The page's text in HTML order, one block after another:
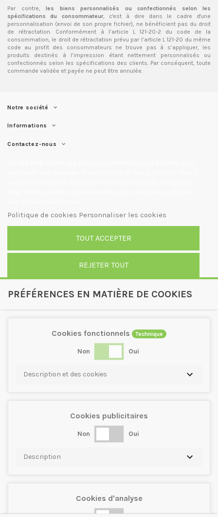
Par contre, les biens personnalisés ou confectionnés selon les
spécifications du consommateur, c'est à dire dans le cadre d'une
personnalisation (envoi de son propre fichier), ne bénéficient pas du droit
de rétractation. Conformément à l’article L 121-20-2 du code de la
consommation, le droit de rétractation prévu par l’article L 121-20 du même
code au profit des consommateurs ne trouve pas à s’appliquer, les
produits destinés à l’impression étant nettement personnalisés ou
confectionnés selon les spécifications des clients. Par conséquent, toute
commande validée et payée ne peut être annulée.
Notre société
Informations
Contactez-nous
Politique de cookies Personnaliser les cookies
REJETER TOUT
TOUT ACCEPTER
PRÉFÉRENCES EN MATIÈRE DE COOKIES
Cookies fonctionnels Technique
Non Oui
Description et des cookies
Cookies publicitaires
Non Oui
Description
Cookies d'analyse